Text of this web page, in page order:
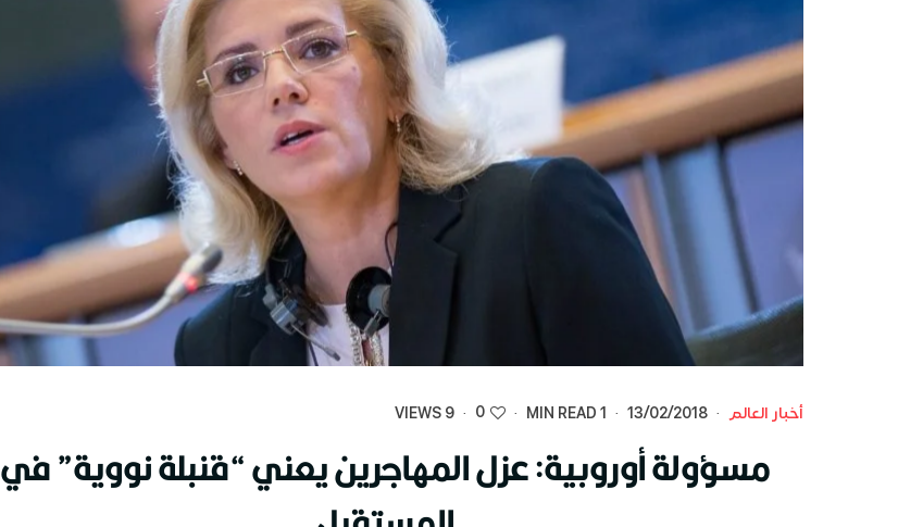
أخبار العالم ·
13/02/2018
·
1 MIN READ
·
0
·
9 VIEWS
مسؤولة أوروبية: عزل المهاجرين يعني “قنبلة نووية” في